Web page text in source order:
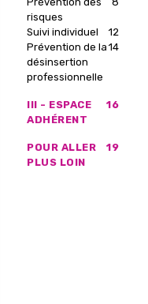
risques
Suivi individuel
12
Prévention de la
désinsertion
professionnelle
14
III - ESPACE
ADHÉRENT
16
POUR ALLER
PLUS LOIN
19